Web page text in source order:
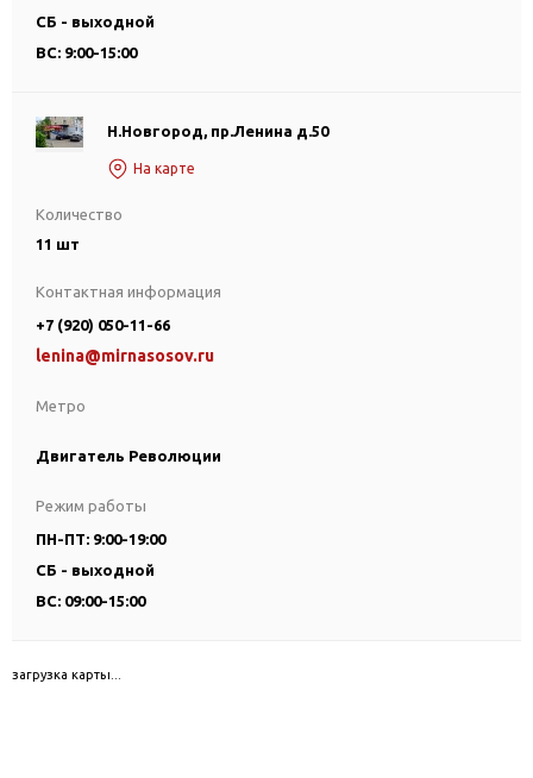
СБ - выходной
ВС: 9:00-15:00
Н.Новгород, пр.Ленина д.50
На карте
Количество
11 шт
Метро
Двигатель Революции
Контактная информация
+7 (920) 050-11-66
lenina@mirnasosov.ru
Режим работы
ПН-ПТ: 9:00-19:00
СБ - выходной
ВС: 09:00-15:00
загрузка карты...